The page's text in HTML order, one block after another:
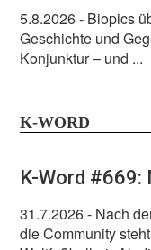
5.8.2026- Biopics
Geschichte und
Konjunktur – und ...
K-WORD
K-Word #669:
31.7.2026- Nach
die Community